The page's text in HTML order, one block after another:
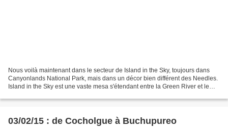
Nous voilà maintenant dans le secteur de Island in the Sky, toujours dans
Canyonlands National Park, mais dans un décor bien différent des Needles.
Island in the Sky est une vaste mesa s'étendant entre la Green River et le
03/02/15 : de Cocholgue à Buchupureo